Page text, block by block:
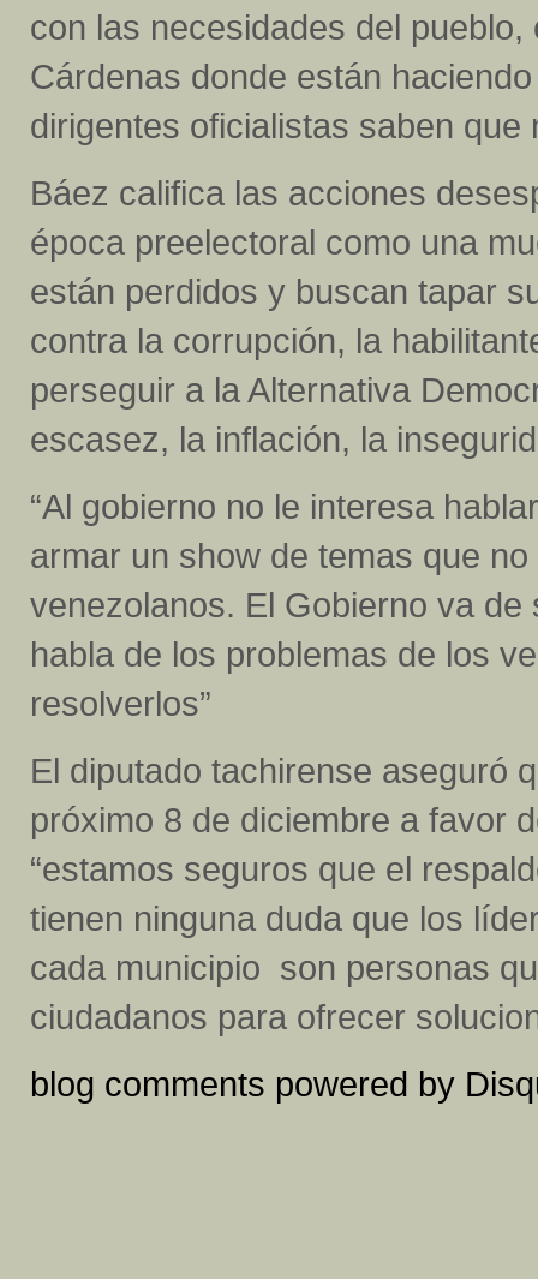
con las necesidades del
Cárdenas donde están
dirigentes oficialistas saben que
Báez califica las acciones
época preelectoral como una
están perdidos y buscan tapar
contra la corrupción, la
perseguir a la Alternativa
escasez, la inflación, la
“Al gobierno no le interesa
armar un show de temas que
venezolanos. El Gobierno va
habla de los problemas de los
resolverlos”
El diputado tachirense aseguró
próximo 8 de diciembre a favor
“estamos seguros que el
tienen ninguna duda que los
cada municipio son personas
ciudadanos para ofrecer
blog comments powered by